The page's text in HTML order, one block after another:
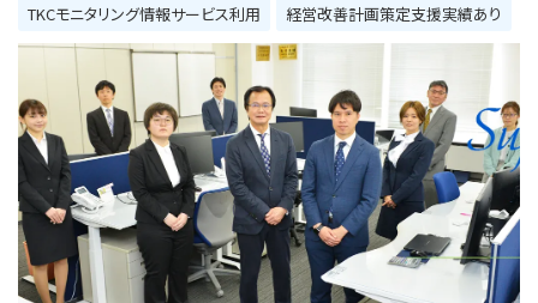
TKCモニタリング情報サービス利用
経営改善計画策定支援実績あり